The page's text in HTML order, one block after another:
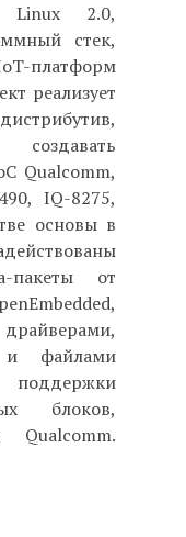
Linux 2.0,
стек,
платформ
реализует
Qualcomm,
IQ-8275,
основы в
пакеты от
и файлами
блоков,